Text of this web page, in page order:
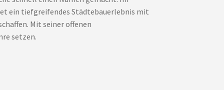
ein tiefgreifendes Städtebauerlebnis mit
Mit seiner offenen
setzen.